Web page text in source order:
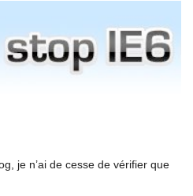
je n’ai de cesse de vérifier que